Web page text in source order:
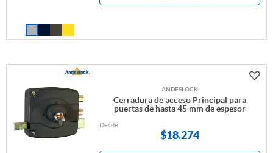
ANDESLOCK
Cerradura de acceso Principal para
puertas de hasta 45 mm de espesor
Desde
$18.274